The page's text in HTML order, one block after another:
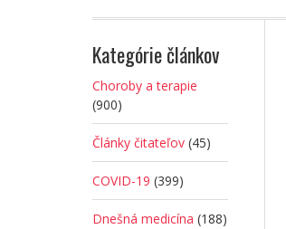
Kategórie článkov
Choroby a terapie
(900)
Články čitateľov (45)
COVID-19 (399)
Dnešná medicína (188)